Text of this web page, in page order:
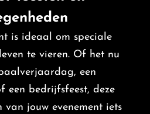
is ideaal om speciale
te vieren. Of het nu
een
een bedrijfsfeest, deze
van jouw evenement iets